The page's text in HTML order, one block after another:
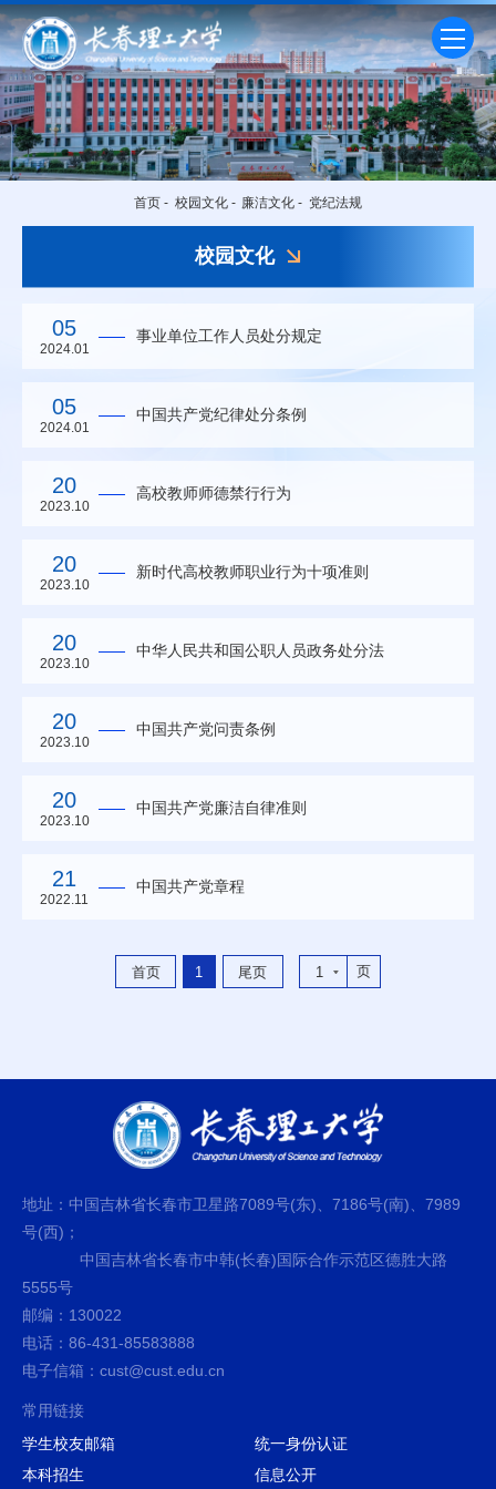
校园文化
首页 - 校园文化 - 廉洁文化 - 党纪法规
05
2024.01
事业单位工作人员处分规定
05
2024.01
中国共产党纪律处分条例
20
2023.10
高校教师师德禁行行为
20
2023.10
新时代高校教师职业行为十项准则
20
2023.10
中华人民共和国公职人员政务处分法
20
2023.10
中国共产党问责条例
20
2023.10
中国共产党廉洁自律准则
21
2022.11
中国共产党章程
首页 1 尾页 1 页
地址：中国吉林省长春市卫星路7089号(东)、7186号(南)、7989
号(西)；
中国吉林省长春市中韩(长春)国际合作示范区德胜大路
5555号
邮编：130022
电话：86-431-85583888
电子信箱：cust@cust.edu.cn
常用链接
学生校友邮箱
统一身份认证
本科招生
信息公开